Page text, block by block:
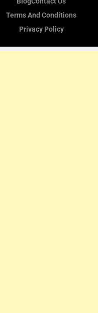
Terms And Conditions
Privacy Policy